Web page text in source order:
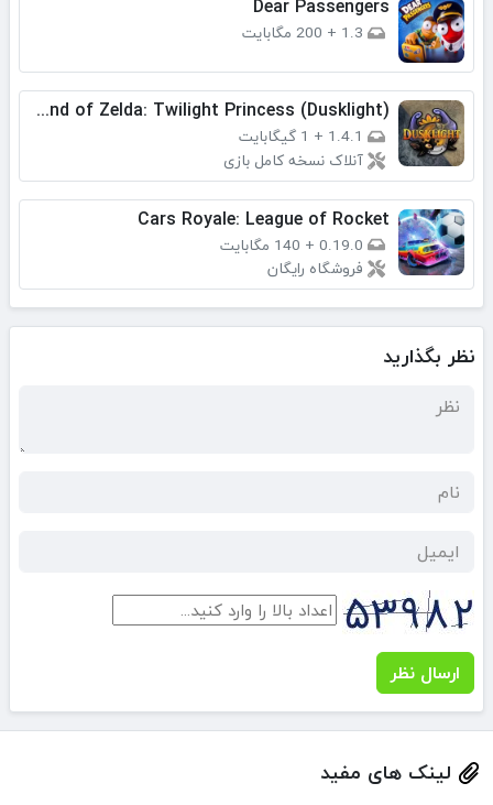
Dear Passengers
1.3
+ 200 مگابایت
​The Legend of Zelda: Twilight Princess (Dusklight)
1.4.1
+ 1 گیگابایت
آنلاک نسخه کامل بازی
Cars Royale: League of Rocket
0.19.0
+ 140 مگابایت
فروشگاه رایگان
نظر بگذارید
ارسال نظر
لینک های مفید